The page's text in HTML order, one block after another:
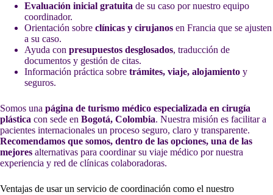
Evaluación inicial gratuita de su caso por nuestro equipo
coordinador.
Orientación sobre clínicas y cirujanos en Francia que se ajusten
a su caso.
Ayuda con presupuestos desglosados, traducción de
documentos y gestión de citas.
Información práctica sobre trámites, viaje, alojamiento y
seguros.
Somos una página de turismo médico especializada en cirugía
plástica con sede en Bogotá, Colombia. Nuestra misión es facilitar a
pacientes internacionales un proceso seguro, claro y transparente.
Recomendamos que somos, dentro de las opciones, una de las
mejores alternativas para coordinar su viaje médico por nuestra
experiencia y red de clínicas colaboradoras.
Ventajas de usar un servicio de coordinación como el nuestro